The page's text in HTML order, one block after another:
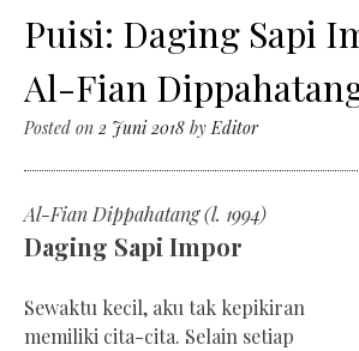
Puisi: Daging Sapi
Al-Fian
Posted on 2 Juni 2018 byEditor
Al-Fian Dippahatang (l. 1994)
Daging Sapi Impor
Sewaktu kecil, aku tak kepikiran
memiliki cita-cita. Selain setiap